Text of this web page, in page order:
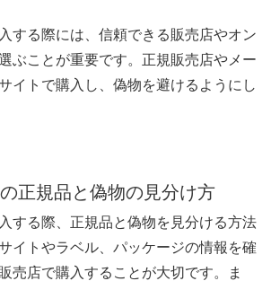
する際には、信頼できる販売店やオン
ぶことが重要です。正規販売店やメー
イトで購入し、偽物を避けるようにし
正規品と偽物の見分け方
する際、正規品と偽物を見分ける方法
イトやラベル、パッケージの情報を確
売店で購入することが大切です。ま